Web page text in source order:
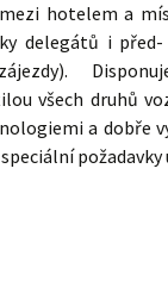
hotelem a
delegátů i
všech druhů
a dobře
požadavky